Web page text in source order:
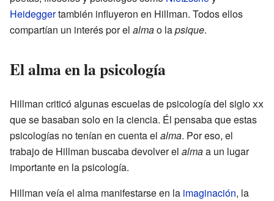
Heideggertambién influyeron en Hillman. Todos ellos
compartían un interés por el almao lapsique.
El alma en la psicología
Hillman criticó algunas escuelas de psicología del sigloxx
que se basaban solo en la ciencia. Él pensaba que estas
psicologías no tenían en cuenta el alma. Por eso, el
trabajo de Hillman buscaba devolver el almaa un lugar
importante en la psicología.
Hillman veía el alma manifestarse en la imaginación, la